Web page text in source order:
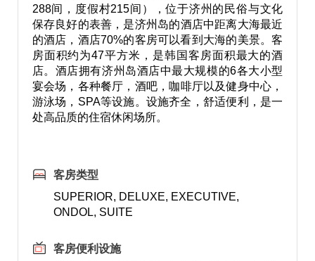
288间，度假村215间），位于济州的民俗与文化
保存良好的表善，是济州岛的酒店中距离大海最近
的酒店，酒店70%的客房可以看到大海的美景。客
房面积约为47平方米，是韩国客房面积最大的酒
店。酒店拥有济州岛酒店中最大规模的6各大小型
宴会场，各种餐厅，酒吧，咖啡厅以及健身中心，
游泳场，SPA等设施。设施齐全，舒适便利，是一
处高品质的住宿休闲场所。
客房类型
SUPERIOR, DELUXE, EXECUTIVE,
ONDOL, SUITE
客房便利设施